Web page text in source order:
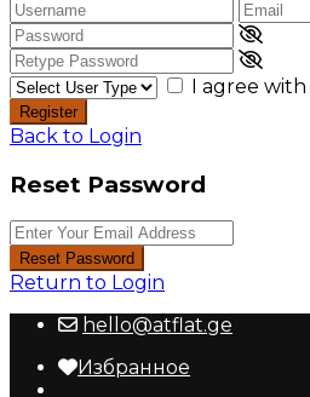
I agree with
Register
Back to Login
Reset Password
Reset Password
Return to Login
hello@atflat.ge
Избранное